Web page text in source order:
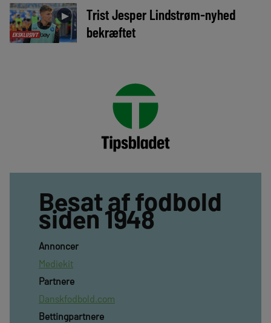
EKSKLUSIVT
►
Trist Jesper Lindstrøm-nyhed
bekræftet
Besat af fodbold
siden 1948
Annoncer
Mediekit
Partnere
Danskfodbold.com
Bettingpartnere